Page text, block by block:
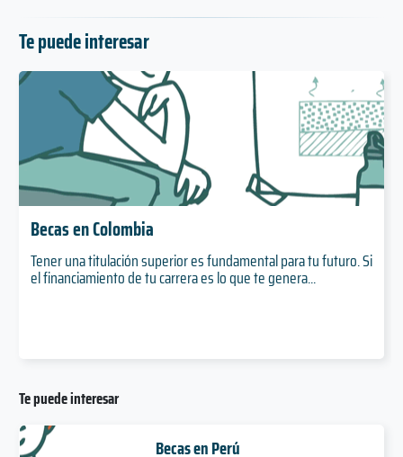
Te puede interesar
Becas en Colombia
Tener una titulación superior es fundamental para tu futuro. Si
el financiamiento de tu carrera es lo que te genera...
Te puede interesar
Becas en Perú